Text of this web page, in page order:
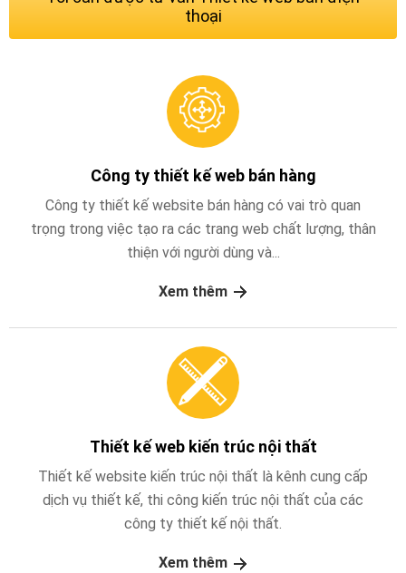
thoại
Công ty thiết kế web bán hàng
Công ty thiết kế website bán hàng có vai trò quan
trọng trong việc tạo ra các trang web chất lượng, thân
thiện với người dùng và...
Xem thêm
Thiết kế web kiến trúc nội thất
Thiết kế website kiến trúc nội thất là kênh cung cấp
dịch vụ thiết kế, thi công kiến trúc nội thất của các
công ty thiết kế nội thất.
Xem thêm